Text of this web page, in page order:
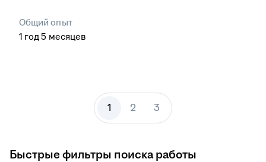
Общий опыт
1 год 5 месяцев
1 2 3
Быстрые фильтры поиска работы